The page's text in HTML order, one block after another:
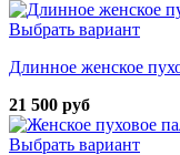
Выбрать вариант
Длинное женское
21 500 руб
Выбрать вариант